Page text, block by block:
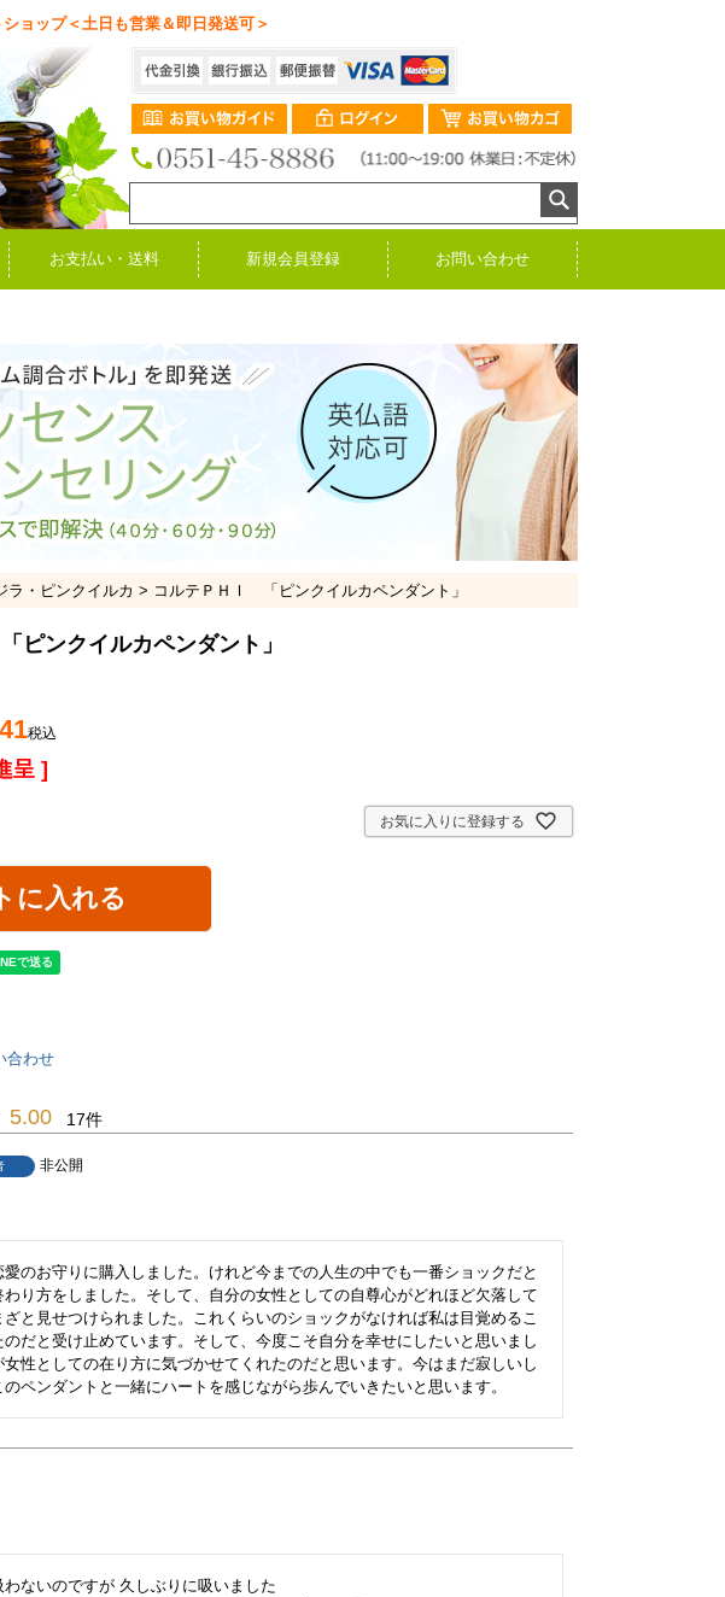
ョップ＜土日も営業＆即日発送可＞
お支払い・送料 新規会員登録 お問い合わせ
ラ・ピンクイルカ コルテＰＨＩ 「ピンクイルカペンダント」
ピンクイルカペンダント」
税込
呈 ]
お気に入りに登録する
に入れる
合わせ
5.00 17
非公開
のお守りに購入しました。けれど今までの人生の中でも一番ショックだと
り方をしました。そして、自分の女性としての自尊心がどれほど欠落して
と見せつけられました。これくらいのショックがなければ私は目覚めるこ
のだと受け止めています。そして、今度こそ自分を幸せにしたいと思いまし
性としての在り方に気づかせてくれたのだと思います。今はまだ寂しいし
ペンダントと一緒にハートを感じながら歩んでいきたいと思います。
ないのですが 久しぶりに吸いました